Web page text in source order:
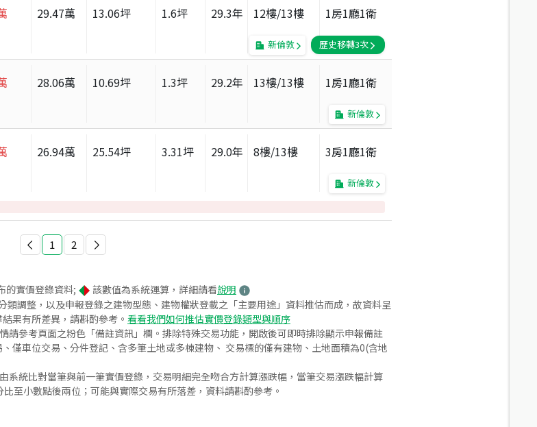
29.47萬 13.06坪 1.6坪 29.3年 12樓/13樓 1房1廳1衛
新倫敦 歷史移轉3次
28.06萬 10.69坪 1.3坪 29.2年 13樓/13樓 1房1廳1衛
新倫敦
26.94萬 25.54坪 3.31坪 29.0年 8樓/13樓 3房1廳1衛
新倫敦
1 2
的實價登錄資料; 該數值為系統運算，詳細請看說明
調整，以及申報登錄之建物型態、建物權狀登載之「主要用途」資料推估而成，故資料呈
果有所差異，請斟酌參考。 看看我們如何推估實價登錄類型與順序
請參考頁面之粉色「備註資訊」欄。排除特殊交易功能，開啟後可即時排除顯示申報備註
僅車位交易、分件登記、含多筆土地或多棟建物、 交易標的僅有建物、土地面積為0(含地
系統比對當筆與前一筆實價登錄，交易明細完全吻合方計算漲跌幅，當筆交易漲跌幅計算
至小數點後兩位；可能與實際交易有所落差，資料請斟酌參考。